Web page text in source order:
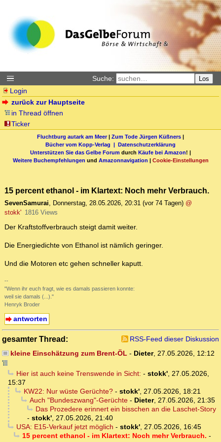
Suche: Los
Login
zurück zur Hauptseite
in Thread öffnen
Ticker
Fluchtburg autark am Meer| Zum Tode Jürgen Küßners |
Bücher vom Kopp-Verlag | Datenschutzerklärung
Unterstützen Sie das Gelbe Forum durch Käufe bei Amazon! |
Weitere Buchempfehlungen und Amazonnavigation | Cookie-Einstellungen
15 percent ethanol - im Klartext: Noch mehr Verbrauch.
SevenSamurai, Donnerstag, 28.05.2026, 20:31 (vor 74 Tagen) @
stokk' 1816 Views
Der Kraftstoffverbrauch steigt damit weiter.
Die Energiedichte von Ethanol ist nämlich geringer.
Und die Motoren etc gehen schneller kaputt.
--
"Wenn ihr euch fragt, wie es damals passieren konnte:
weil sie damals (...)."
Henryk Broder
antworten
gesamter Thread:
RSS-Feed dieser Diskussion
kleine Einschätzung zum Brent-ÖL- Dieter, 27.05.2026, 12:12
Hier ist auch keine Trenswende in Sicht: - stokk', 27.05.2026,
15:37
KW22: Nur wüste Gerüchte?- stokk', 27.05.2026, 18:21
Auch "Bundeszwang"-Gerüchte- Dieter, 27.05.2026, 21:35
Das Prozedere erinnert ein bisschen an die Laschet-Story
- stokk', 27.05.2026, 21:40
USA: E15-Verkauf jetzt möglich - stokk', 27.05.2026, 16:45
15 percent ethanol - im Klartext: Noch mehr Verbrauch. -